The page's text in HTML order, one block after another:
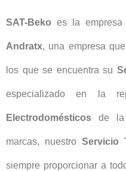
SAT-Beko es la empresa
Andratx, una empresa
los que se encuentra su
especializado en la
Electrodomésticos de la
marcas, nuestro Servicio
siempre proporcionar a